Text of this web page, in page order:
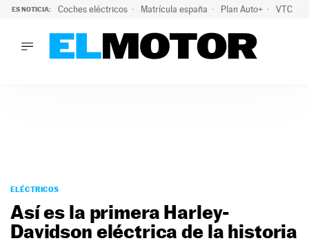
ES NOTICIA: Coches eléctricos Matrícula españa Plan Auto+ VTC
PODCAST
MOTOS
TECNOLOGÍA
ELÉCTRICOS
Así es la primera Harley-
Davidson eléctrica de la historia